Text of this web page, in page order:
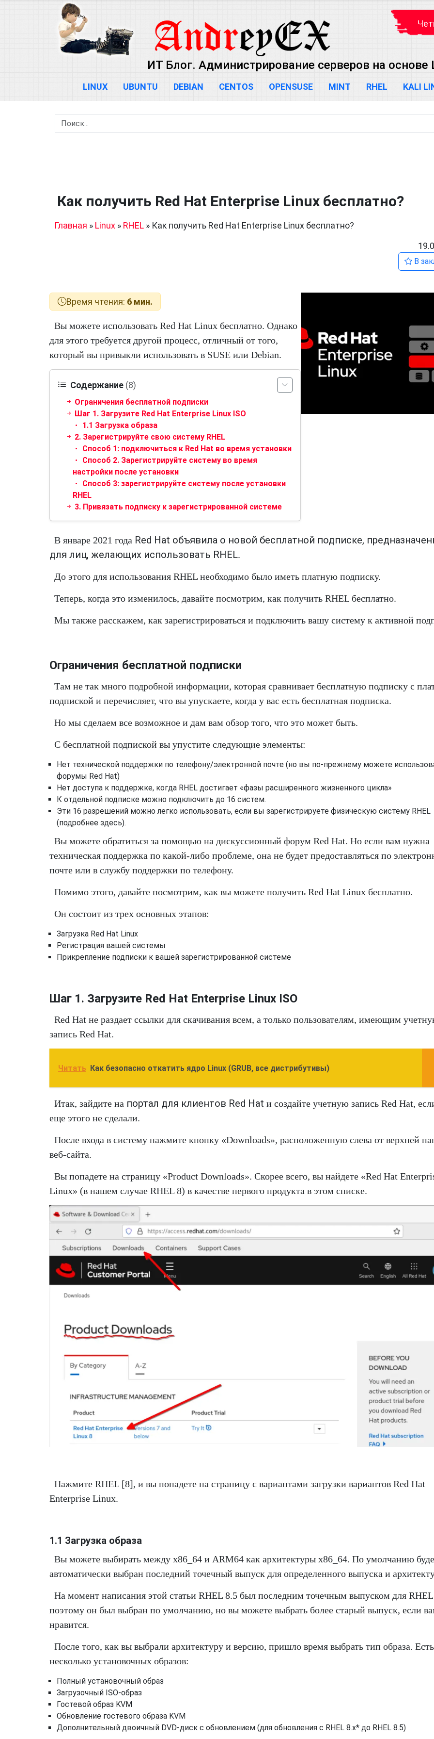
ИТ Блог. Администрирование серверов на основе
LINUX UBUNTU DEBIAN CENTOS OPENSUSE MINT RHEL KALI
Как получить Red Hat Enterprise Linux бесплатно?
Главная » Linux » RHEL » Как получить Red Hat Enterprise Linux бесплатно?
В
Время чтения: 6 мин.
Вы можете использовать Red Hat Linux бесплатно. Однако
для этого требуется другой процесс, отличный от того,
который вы привыкли использовать в SUSE или Debian.
Содержание (8)
Ограничения бесплатной подписки
Шаг 1. Загрузите Red Hat Enterprise Linux ISO
1.1 Загрузка образа
2. Зарегистрируйте свою систему RHEL
Способ 1: подключиться к Red Hat во время установки
Способ 2. Зарегистрируйте систему во время
настройки после установки
Способ 3: зарегистрируйте систему после установки
RHEL
3. Привязать подписку к зарегистрированной системе
В январе 2021 года Red Hat объявила о новой бесплатной подписке,
для лиц, желающих использовать RHEL.
До этого для использования RHEL необходимо было иметь платную подписку.
Теперь, когда это изменилось, давайте посмотрим, как получить RHEL бесплатно.
Мы также расскажем, как зарегистрироваться и подключить вашу систему к активной
Ограничения бесплатной подписки
Там не так много подробной информации, которая сравнивает бесплатную подписку с
подпиской и перечисляет, что вы упускаете, когда у вас есть бесплатная подписка.
Но мы сделаем все возможное и дам вам обзор того, что это может быть.
С бесплатной подпиской вы упустите следующие элементы:
Нет технической поддержки по телефону/электронной почте (но вы по-прежнему можете
форумы Red Hat)
Нет доступа к поддержке, когда RHEL достигает «фазы расширенного жизненного цикла»
К отдельной подписке можно подключить до 16 систем.
Эти 16 разрешений можно легко использовать, если вы зарегистрируете физическую систему RHEL
(подробнее здесь).
Вы можете обратиться за помощью на дискуссионный форум Red Hat. Но если вам нужна
техническая поддержка по какой-либо проблеме, она не будет предоставляться по
почте или в службу поддержки по телефону.
Помимо этого, давайте посмотрим, как вы можете получить Red Hat Linux бесплатно.
Он состоит из трех основных этапов:
Загрузка Red Hat Linux
Регистрация вашей системы
Прикрепление подписки к вашей зарегистрированной системе
Шаг 1. Загрузите Red Hat Enterprise Linux ISO
Red Hat не раздает ссылки для скачивания всем, а только пользователям, имеющим
запись Red Hat.
Читать Как безопасно откатить ядро Linux (GRUB, все дистрибутивы)
Итак, зайдите на портал для клиентов Red Hat и создайте учетную запись Red Hat,
еще этого не сделали.
После входа в систему нажмите кнопку «Downloads», расположенную слева от верхней
веб-сайта.
Вы попадете на страницу «Product Downloads». Скорее всего, вы найдете «Red Hat
Linux» (в нашем случае RHEL 8) в качестве первого продукта в этом списке.
Нажмите RHEL [8], и вы попадете на страницу с вариантами загрузки вариантов Red Hat
Enterprise Linux.
1.1 Загрузка образа
Вы можете выбирать между x86_64 и ARM64 как архитектуры x86_64. По умолчанию
автоматически выбран последний точечный выпуск для определенного выпуска и
На момент написания этой статьи RHEL 8.5 был последним точечным выпуском для
поэтому он был выбран по умолчанию, но вы можете выбрать более старый выпуск, если
нравится.
После того, как вы выбрали архитектуру и версию, пришло время выбрать тип образа. Есть
несколько установочных образов:
Полный установочный образ
Загрузочный ISO-образ
Гостевой образ KVM
Обновление гостевого образа KVM
Дополнительный двоичный DVD-диск с обновлением (для обновления с RHEL 8.x* до RHEL 8.5)